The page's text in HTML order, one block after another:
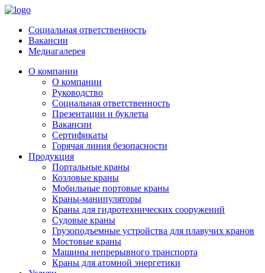
Социальная ответственность
Вакансии
Медиагалерея
О компании
О компании
Руководство
Социальная ответственность
Презентации и буклеты
Вакансии
Сертификаты
Горячая линия безопасности
Продукция
Портальные краны
Козловые краны
Мобильные портовые краны
Краны-манипуляторы
Краны для гидротехнических сооружений
Судовые краны
Грузоподъемные устройства для плавучих кранов
Мостовые краны
Машины непрерывного транспорта
Краны для атомной энергетики